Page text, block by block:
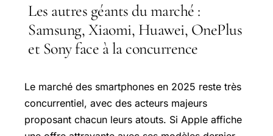
Les autres géants du marché :
Samsung, Xiaomi, Huawei, OnePlus
et Sony face à la concurrence
Le marché des smartphones en 2025 reste très
concurrentiel, avec des acteurs majeurs
proposant chacun leurs atouts. Si Apple affiche